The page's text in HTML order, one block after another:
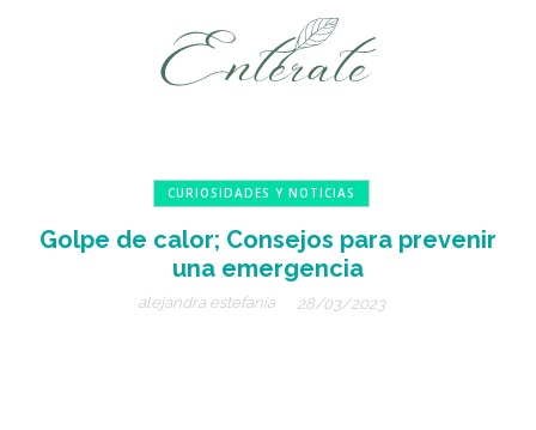
CURIOSIDADES Y NOTICIAS
Golpe de calor; Consejos para prevenir
una emergencia
alejandra estefanía 28/03/2023